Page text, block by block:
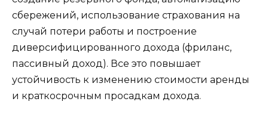
сбережений, использование страхования на
случай потери работы и построение
диверсифицированного дохода (фриланс,
пассивный доход). Все это повышает
устойчивость к изменению стоимости аренды
и краткосрочным просадкам дохода.